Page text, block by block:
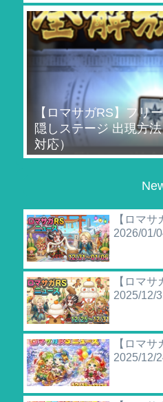
【ロマサガRS】フリ
隠しステージ 出現方
対応）
【ロマ
2026/01/
【ロマ
2025/12/
【ロマ
2025/12/